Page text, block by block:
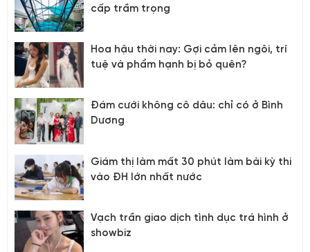
cấp trầm trọng
Hoa hậu thời nay: Gợi cảm lên ngôi, trí
tuệ và phẩm hạnh bị bỏ quên?
Đám cưới không cô dâu: chỉ có ở Bình
Dương
Giám thị làm mất 30 phút làm bài kỳ thi
vào ĐH lớn nhất nước
Vạch trần giao dịch tình dục trá hình ở
showbiz